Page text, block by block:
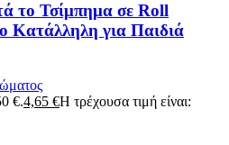
το Τσίμπημα σε Roll
Κατάλληλη για Παιδιά
€.4,65 €Η τρέχουσα τιμή είναι: